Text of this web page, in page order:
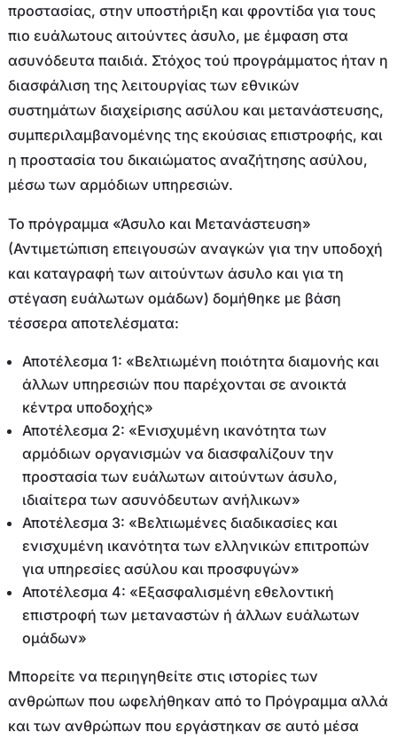
προστασίας, στην υποστήριξη και φροντίδα για τους
πιο ευάλωτους αιτούντες άσυλο, με έμφαση στα
ασυνόδευτα παιδιά. Στόχος τού προγράμματος ήταν η
διασφάλιση της λειτουργίας των εθνικών
συστημάτων διαχείρισης ασύλου και μετανάστευσης,
συμπεριλαμβανομένης της εκούσιας επιστροφής, και
η προστασία του δικαιώματος αναζήτησης ασύλου,
μέσω των αρμόδιων υπηρεσιών.
Το πρόγραμμα «Άσυλο και Μετανάστευση»
(Αντιμετώπιση επειγουσών αναγκών για την υποδοχή
και καταγραφή των αιτούντων άσυλο και για τη
στέγαση ευάλωτων ομάδων) δομήθηκε με βάση
τέσσερα αποτελέσματα:
Αποτέλεσμα 1: «Βελτιωμένη ποιότητα διαμονής και
άλλων υπηρεσιών που παρέχονται σε ανοικτά
κέντρα υποδοχής»
Αποτέλεσμα 2: «Ενισχυμένη ικανότητα των
αρμόδιων οργανισμών να διασφαλίζουν την
προστασία των ευάλωτων αιτούντων άσυλο,
ιδιαίτερα των ασυνόδευτων ανήλικων»
Αποτέλεσμα 3: «Βελτιωμένες διαδικασίες και
ενισχυμένη ικανότητα των ελληνικών επιτροπών
για υπηρεσίες ασύλου και προσφυγών»
Αποτέλεσμα 4: «Εξασφαλισμένη εθελοντική
επιστροφή των μεταναστών ή άλλων ευάλωτων
ομάδων»
Μπορείτε να περιηγηθείτε στις ιστορίες των
ανθρώπων που ωφελήθηκαν από το Πρόγραμμα αλλά
και των ανθρώπων που εργάστηκαν σε αυτό μέσα